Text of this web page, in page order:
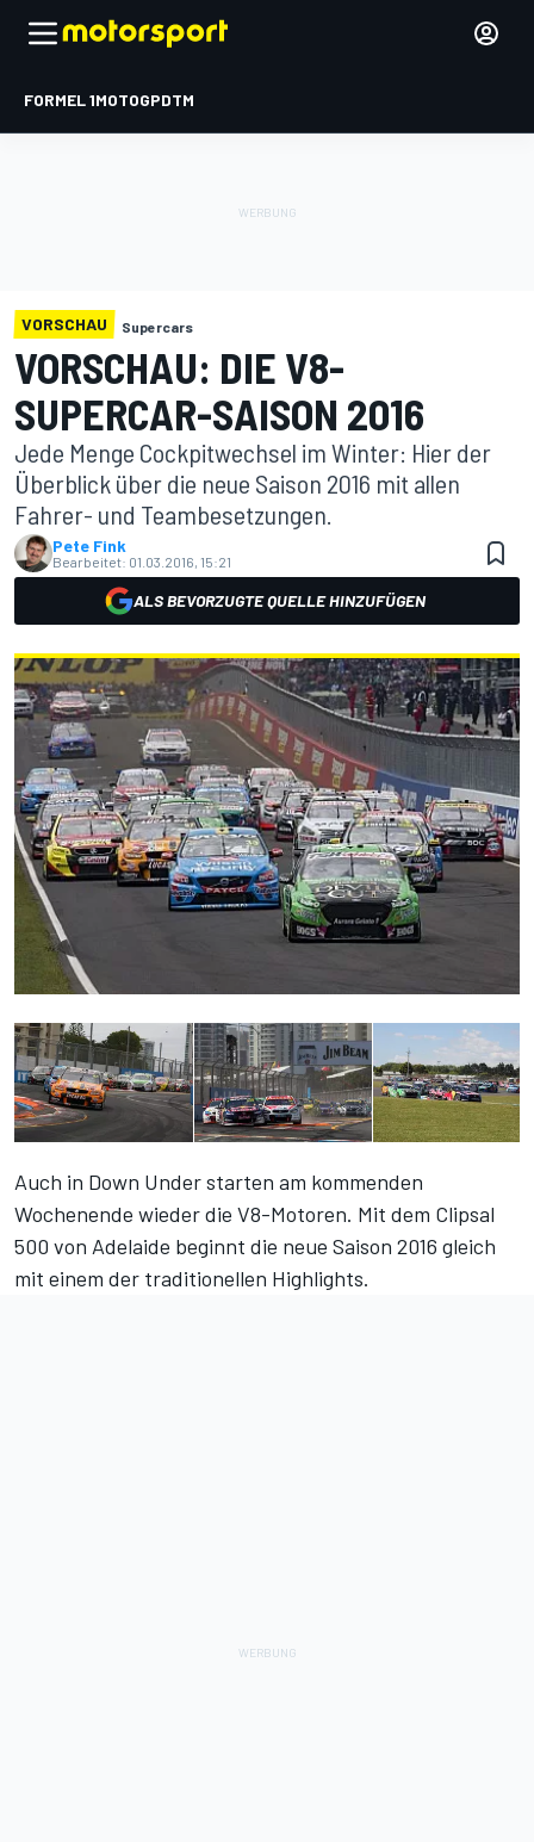
FORMEL 1MOTOGPDTM
VORSCHAU Supercars
VORSCHAU: DIE V8-
SUPERCAR-SAISON 2016
Jede Menge Cockpitwechsel im Winter: Hier der
Überblick über die neue Saison 2016 mit allen
Fahrer- und Teambesetzungen.
Pete Fink
Bearbeitet: 01.03.2016, 15:21
ALS BEVORZUGTE QUELLE HINZUFÜGEN
Auch in Down Under starten am kommenden
Wochenende wieder die V8-Motoren. Mit dem Clipsal
500 von Adelaide beginnt die neue Saison 2016 gleich
mit einem der traditionellen Highlights.